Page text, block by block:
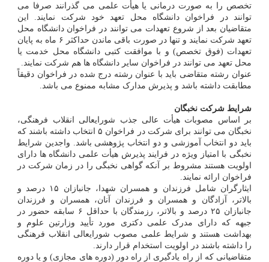
تخصص را به صورت درمانی یا هیأت علمی می گذرانند صرفا می
توانند در فراخوان دانشگاه محل تعهد خود شرکت نمایند. این
متقاضیان بعد از شروع تعهدات می توانند در فراخوان دانشگاه محل
تعهد شرکت نمایند و تنها در صورت باقی ماندن حداکثر ۶ ماه به پایان
تعهدات (فوق تخصص) و با موافقت کتبی دانشگاه محل خدمت یا
محل تعهد می توانند در فراخوان سایر دانشگاه ها هم شرکت نمایند.
عنوان رشته متقاضی باید با عنوان رشته درج شده در فراخوان دقیقاً
مطابقت داشته باشد و پذیرش مدارک مشابه ممنوع می باشد.
شرایط شرکت نخبگان
بر اساس مصوبات هیأت عالی جذب شورایعالی انقلاب فرهنگی،
نخبگان می توانند برای شرکت در فراخوان ۵ انتخاب داشته باشند که
باید دو انتخاب آموزشی و دو انتخاب پژوهشی باشد. واجدین شرایط
نخبگی با امتیاز ویژه در فرایند پذیرش هیأت علمی دانشگاه ها دارای
اولویت هستند مشروط بر آنکه گواهی نخبگی را در زمان شرکت در
فراخوان ارائه نمایند.
ایثارگران شامل فرزندان و همسران شهدا، جانبازان ۱۵ درصد و
بالاتر، آزادگان و همسران و فرزندان آنان، همسران و فرزندان
جانبازان ۲۵ درصد و بالاتر، رزمندگان با حداقل ۶ سابقه حضور در
جبهه که دارای مدرک علمی دکتری مورد تأیید وزارتین علوم و
بهداشت هستند و شرایط علمی مصوب شورایعالی انقلاب فرهنگی
را داشته باشند در اولویت استخدام قرار دارند.
متقاضیانی که از راه یادگیری از راه دور (دوره های مجازی) و یا دوره